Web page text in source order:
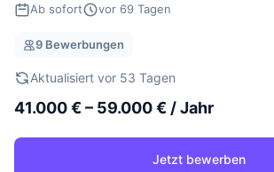
Ab sofort
vor 69 Tagen
9 Bewerbungen
Aktualisiert vor 53 Tagen
41.000 € – 59.000 € / Jahr
Jetzt bewerben